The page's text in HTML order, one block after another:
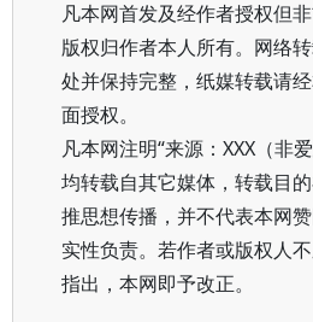
凡本网首发及经作者授权但
版权归作者本人所有。网络
处并保持完整，纸媒转载请
面授权。
凡本网注明“来源：XXX（非
均转载自其它媒体，转载目
推思想传播，并不代表本网
实性负责。若作者或版权人
指出，本网即予改正。